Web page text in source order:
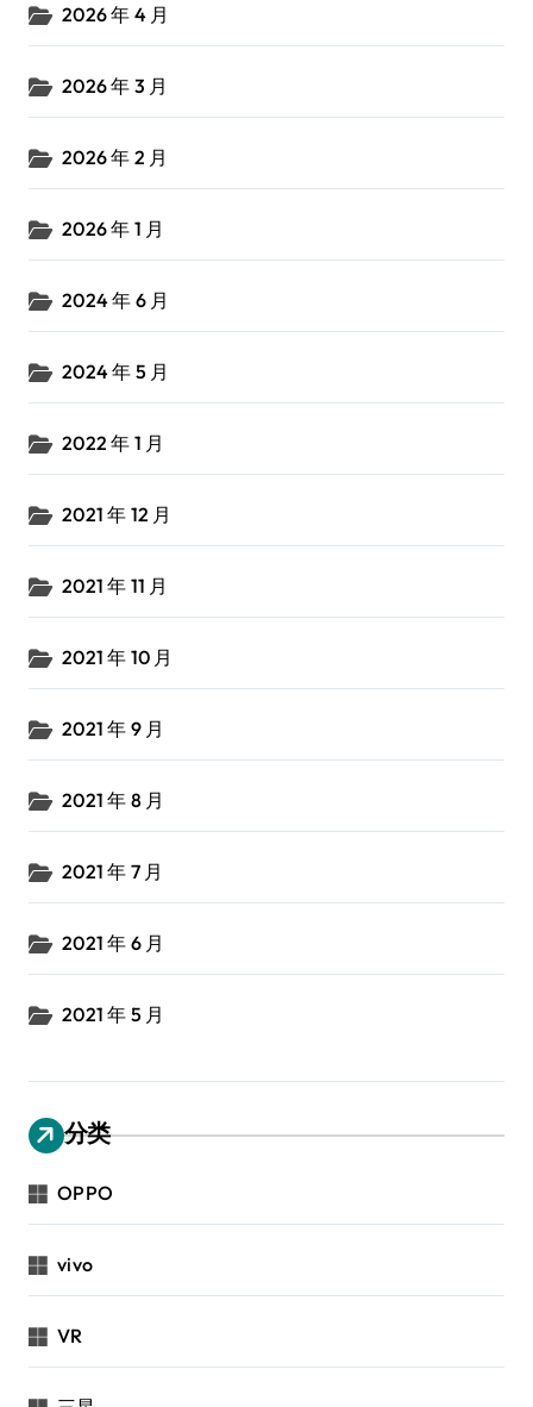
2026 年 4 月
2026 年 3 月
2026 年 2 月
2026 年 1 月
2024 年 6 月
2024 年 5 月
2022 年 1 月
2021 年 12 月
2021 年 11 月
2021 年 10 月
2021 年 9 月
2021 年 8 月
2021 年 7 月
2021 年 6 月
2021 年 5 月
分类
OPPO
vivo
VR